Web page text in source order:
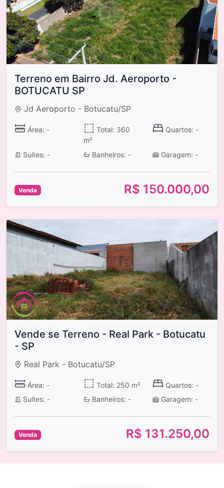
Terreno em Bairro Jd. Aeroporto -
BOTUCATU SP
Jd Aeroporto - Botucatu/SP
Área: -
Total: 360
m²
Quartos: -
Suítes: - Banheiros: - Garagem: -
Venda R$ 150.000,00
Vende se Terreno - Real Park - Botucatu
- SP
Real Park - Botucatu/SP
Área: - Total: 250 m²
Quartos: -
Suítes: -
Banheiros: - Garagem: -
Venda R$ 131.250,00